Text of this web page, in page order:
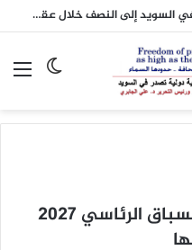
انخفاض وفيات السكتة الدماغية في السويد إلى النصف خلال عقدين بفضل تطور العلاج
الوضع
فرنسا: مارين لوبان خارج السباق الرئاسي 2027